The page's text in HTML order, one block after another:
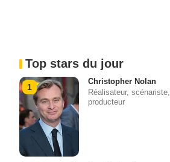
Top stars du jour
1
Christopher Nolan
Réalisateur, scénariste,
producteur